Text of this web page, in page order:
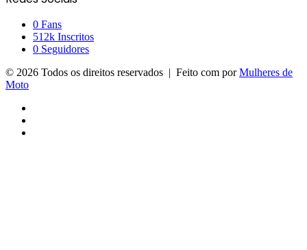
0 Fans
512k Inscritos
0 Seguidores
© 2026 Todos os direitos reservados | Feito com porMulheres de
Moto